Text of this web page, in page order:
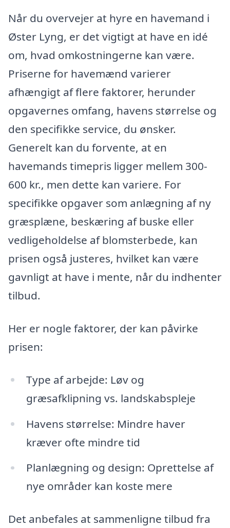
Når du overvejer at hyre en havemand i
Øster Lyng, er det vigtigt at have en idé
om, hvad omkostningerne kan være.
Priserne for havemænd varierer
afhængigt af flere faktorer, herunder
opgavernes omfang, havens størrelse og
den specifikke service, du ønsker.
Generelt kan du forvente, at en
havemands timepris ligger mellem 300-
600 kr., men dette kan variere. For
specifikke opgaver som anlægning af ny
græsplæne, beskæring af buske eller
vedligeholdelse af blomsterbede, kan
prisen også justeres, hvilket kan være
gavnligt at have i mente, når du indhenter
tilbud.
Her er nogle faktorer, der kan påvirke
prisen:
Type af arbejde: Løv og
græsafklipning vs. landskabspleje
Havens størrelse: Mindre haver
kræver ofte mindre tid
Planlægning og design: Oprettelse af
nye områder kan koste mere
Det anbefales at sammenligne tilbud fra